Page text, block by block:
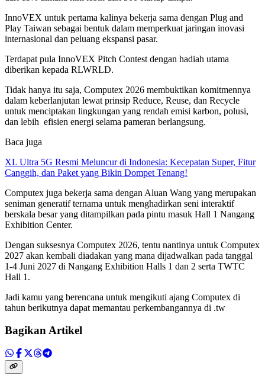
InnoVEX untuk pertama kalinya bekerja sama dengan Plug and
Play Taiwan sebagai bentuk dalam memperkuat jaringan inovasi
internasional dan peluang ekspansi pasar.
Terdapat pula InnoVEX Pitch Contest dengan hadiah utama
diberikan kepada RLWRLD.
Tidak hanya itu saja, Computex 2026 membuktikan komitmennya
dalam keberlanjutan lewat prinsip Reduce, Reuse, dan Recycle
untuk menciptakan lingkungan yang rendah emisi karbon, polusi,
dan lebih efisien energi selama pameran berlangsung.
Baca juga
XL Ultra 5G Resmi Meluncur di Indonesia: Kecepatan Super, Fitur
Canggih, dan Paket yang Bikin Dompet Tenang!
Computex juga bekerja sama dengan Aluan Wang yang merupakan
seniman generatif ternama untuk menghadirkan seni interaktif
berskala besar yang ditampilkan pada pintu masuk Hall 1 Nangang
Exhibition Center.
Dengan suksesnya Computex 2026, tentu nantinya untuk Computex
2027 akan kembali diadakan yang mana dijadwalkan pada tanggal
1-4 Juni 2027 di Nangang Exhibition Halls 1 dan 2 serta TWTC
Hall 1.
Jadi kamu yang berencana untuk mengikuti ajang Computex di
tahun berikutnya dapat memantau perkembangannya di .tw
Bagikan Artikel